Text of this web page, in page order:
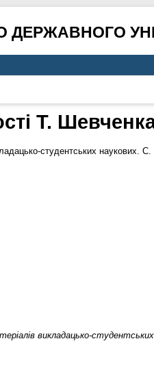
ДЕРЖАВНОГО
Т.
студентських наукових.
викладацько-